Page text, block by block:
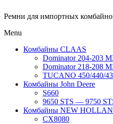
Ремни для импортных
Menu
Комбайны CLAAS
Dominator 204-203
Dominator 218-208
TUCANO 450/440/
Комбайны John Deere
S660
9650 STS — 9750
Комбайны NEW
CX8080